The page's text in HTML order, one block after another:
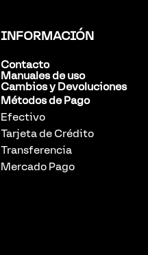
INFORMACIÓN
Contacto
Manuales de uso
Cambios y Devoluciones
Métodos de Pago
Efectivo
Tarjeta de Crédito
Transferencia
Mercado Pago